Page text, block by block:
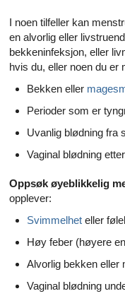
I noen tilfeller kan
en alvorlig eller
bekkeninfeksjon, eller
hvis du, eller noen du er
Bekken eller
Perioder som er
Uvanlig blødning fra
Vaginal blødning etter
Oppsøk øyeblikkelig
opplever:
Svimmelhet eller
Høy feber (høyere
Alvorlig bekken eller
Vaginal blødning